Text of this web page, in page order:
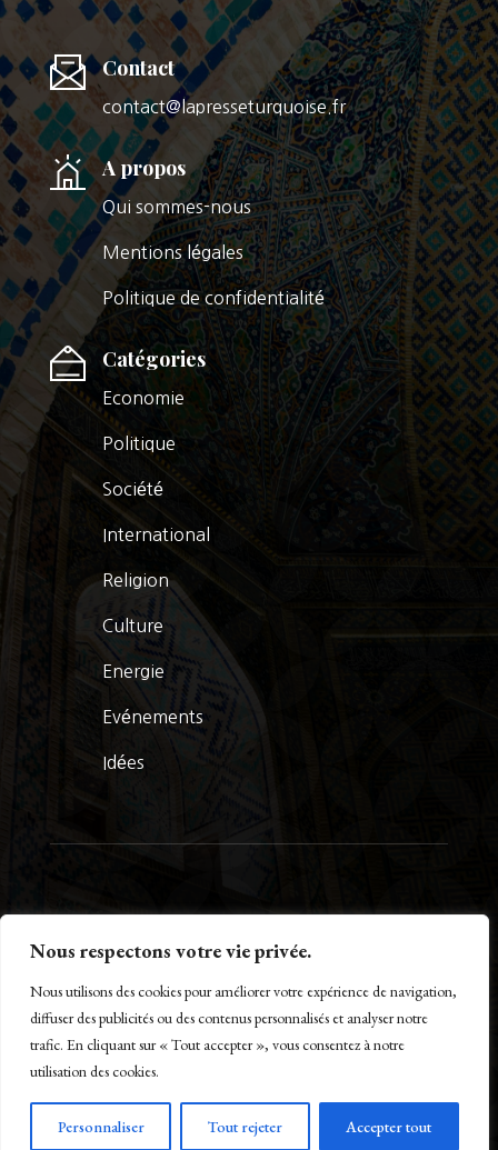
Nous respectons votre vie privée.
Nous utilisons des cookies pour améliorer votre expérience de navigation,
diffuser des publicités ou des contenus personnalisés et analyser notre
trafic. En cliquant sur « Tout accepter », vous consentez à notre
utilisation des cookies.
Personnaliser Tout rejeter Accepter tout
Contact
contact@lapresseturquoise.fr
A propos
Qui sommes-nous
Mentions légales
Politique de confidentialité
Catégories
Economie
Politique
Société
International
Religion
Culture
Energie
Evénements
Idées
Créé par Maestro of IT – www.m-o-i.fr